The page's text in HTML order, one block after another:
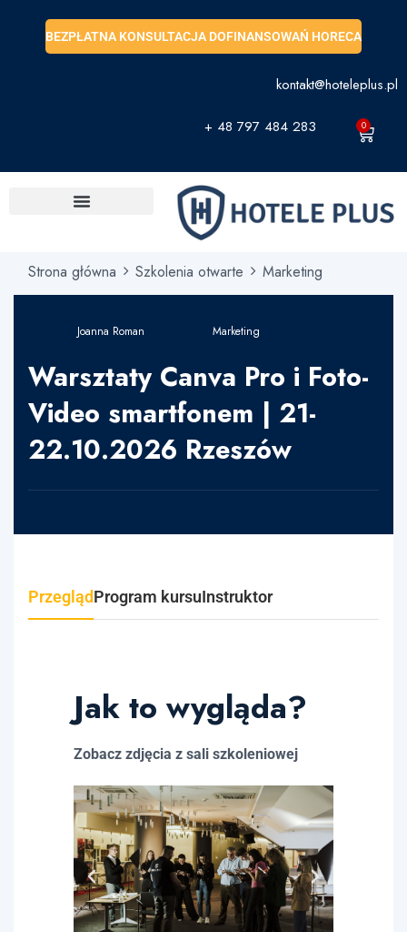
BEZPŁATNA KONSULTACJA DOFINANSOWAŃ HORECA
kontakt@hoteleplus.pl
+ 48 797 484 283 0
Strona główna Szkolenia otwarte Marketing
Joanna Roman Marketing
Warsztaty Canva Pro i Foto-
Video smartfonem | 21-
22.10.2026 Rzeszów
PrzeglądProgram kursuInstruktor
Jak to wygląda?
Zobacz zdjęcia z sali szkoleniowej